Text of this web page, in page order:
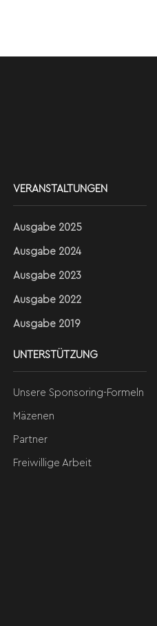
VERANSTALTUNGEN
Ausgabe 2025
Ausgabe 2024
Ausgabe 2023
Ausgabe 2022
Ausgabe 2019
UNTERSTÜTZUNG
Unsere Sponsoring-Formeln
Mäzenen
Partner
Freiwillige Arbeit